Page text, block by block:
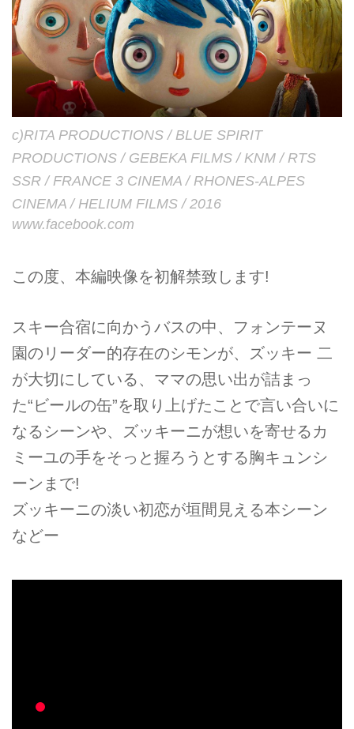
c)RITA PRODUCTIONS / BLUE SPIRIT
PRODUCTIONS / GEBEKA FILMS / KNM / RTS
SSR / FRANCE 3 CINEMA / RHONES-ALPES
CINEMA / HELIUM FILMS / 2016
www.facebook.com
この度、本編映像を初解禁致します!
スキー合宿に向かうバスの中、フォンテーヌ
園のリーダー的存在のシモンが、ズッキー 二
が大切にしている、ママの思い出が詰まっ
た“ビールの缶”を取り上げたことで言い合いに
なるシーンや、ズッキーニが想いを寄せるカ
ミーユの手をそっと握ろうとする胸キュンシ
ーンまで!
ズッキーニの淡い初恋が垣間見える本シーン
などー